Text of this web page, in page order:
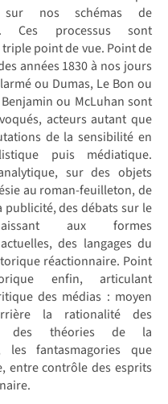
sur nos schémas de
Ces processus sont
triple point de vue. Point de
années 1830 à nos jours
ou Dumas, Le Bon ou
ou McLuhan sont
acteurs autant que
de la sensibilité en
puis médiatique.
sur des objets
au roman-feuilleton, de
des débats sur le
aux formes
des langages du
réactionnaire. Point
enfin, articulant
des médias : moyen
la rationalité des
des théories de la
les fantasmagories que
entre contrôle des esprits